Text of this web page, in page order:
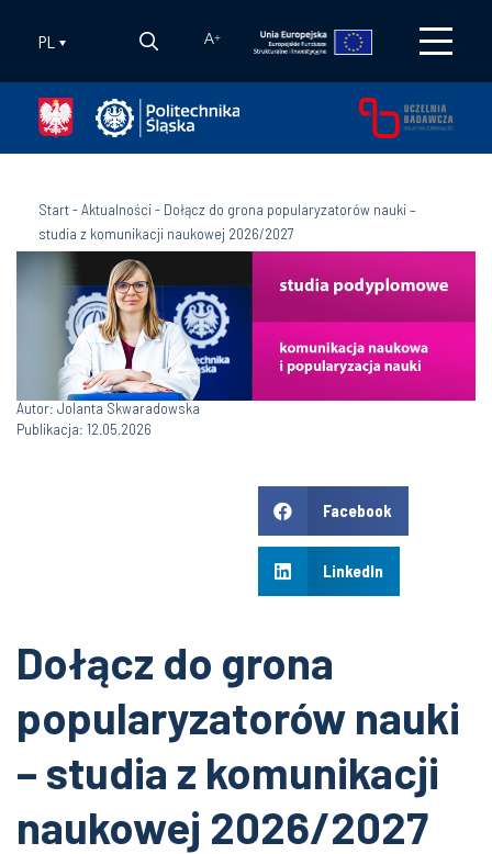
PL A+
Start-Aktualności- Dołącz do grona popularyzatorów nauki –
studia z komunikacji naukowej 2026/2027
Autor: Jolanta Skwaradowska
Publikacja: 12.05.2026
Facebook
LinkedIn
Dołącz do grona
popularyzatorów nauki
– studia z komunikacji
naukowej 2026/2027